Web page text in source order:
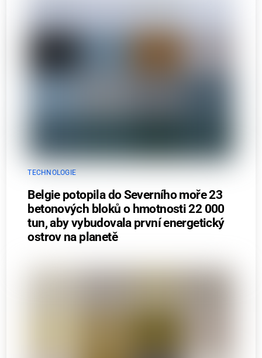
TECHNOLOGIE
Belgie potopila do Severního moře 23
betonových bloků o hmotnosti 22 000
tun, aby vybudovala první energetický
ostrov na planetě